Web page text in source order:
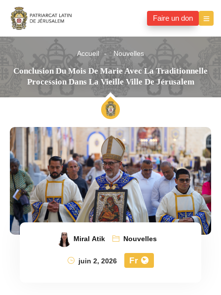
Faire un don
Accueil Nouvelles
Conclusion Du Mois De Marie Avec La Traditionnelle
Procession Dans La Vieille Ville De Jérusalem
Miral Atik
Nouvelles
juin 2, 2026
Fr